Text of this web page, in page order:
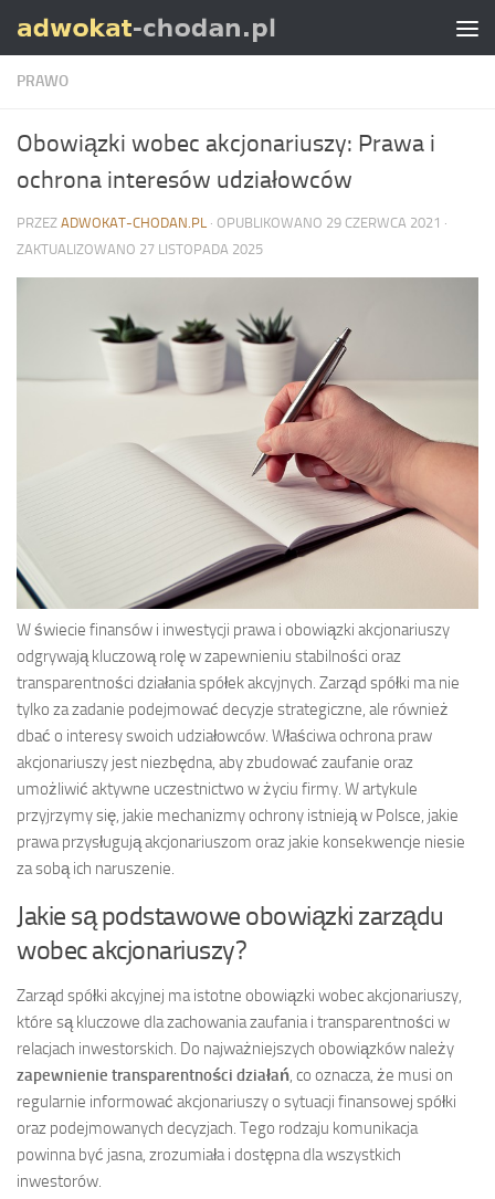
Skip to content
PRAWO
Obowiązki wobec akcjonariuszy: Prawa i
ochrona interesów udziałowców
PRZEZ ADWOKAT-CHODAN.PL · OPUBLIKOWANO 29 CZERWCA 2021 ·
ZAKTUALIZOWANO 27 LISTOPADA 2025
W świecie finansów i inwestycji prawa i obowiązki akcjonariuszy
odgrywają kluczową rolę w zapewnieniu stabilności oraz
transparentności działania spółek akcyjnych. Zarząd spółki ma nie
tylko za zadanie podejmować decyzje strategiczne, ale również
dbać o interesy swoich udziałowców. Właściwa ochrona praw
akcjonariuszy jest niezbędna, aby zbudować zaufanie oraz
umożliwić aktywne uczestnictwo w życiu firmy. W artykule
przyjrzymy się, jakie mechanizmy ochrony istnieją w Polsce, jakie
prawa przysługują akcjonariuszom oraz jakie konsekwencje niesie
za sobą ich naruszenie.
Jakie są podstawowe obowiązki zarządu
wobec akcjonariuszy?
Zarząd spółki akcyjnej ma istotne obowiązki wobec akcjonariuszy,
które są kluczowe dla zachowania zaufania i transparentności w
relacjach inwestorskich. Do najważniejszych obowiązków należy
zapewnienie transparentności działań, co oznacza, że musi on
regularnie informować akcjonariuszy o sytuacji finansowej spółki
oraz podejmowanych decyzjach. Tego rodzaju komunikacja
powinna być jasna, zrozumiała i dostępna dla wszystkich
inwestorów.